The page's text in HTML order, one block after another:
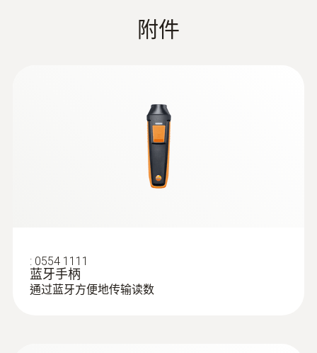
附件
: 0554 1111
蓝牙手柄
通过蓝牙方便地传输读数